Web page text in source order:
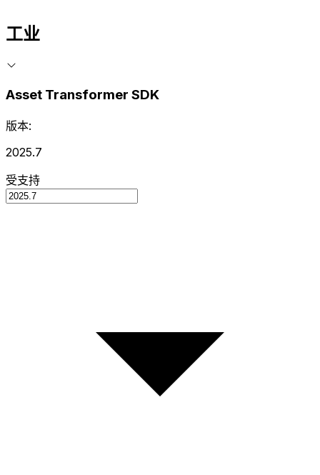
工业
Asset Transformer SDK
版本:
2025.7
受支持